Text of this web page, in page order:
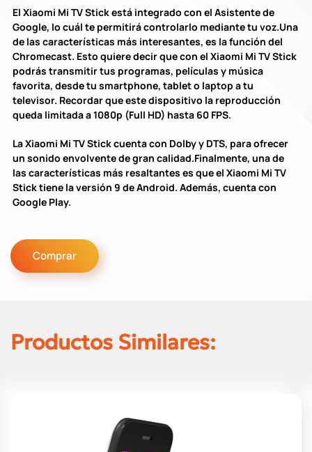
El Xiaomi Mi TV Stick está integrado con el Asistente de
Google, lo cuál te permitirá controlarlo mediante tu voz.Una
de las características más interesantes, es la función del
Chromecast. Esto quiere decir que con el Xiaomi Mi TV Stick
podrás transmitir tus programas, películas y música
favorita, desde tu smartphone, tablet o laptop a tu
televisor. Recordar que este dispositivo la reproducción
queda limitada a 1080p (Full HD) hasta 60 FPS.
La Xiaomi Mi TV Stick cuenta con Dolby y DTS, para ofrecer
un sonido envolvente de gran calidad.Finalmente, una de
las características más resaltantes es que el Xiaomi Mi TV
Stick tiene la versión 9 de Android. Además, cuenta con
Google Play.
Comprar
Productos Similares: